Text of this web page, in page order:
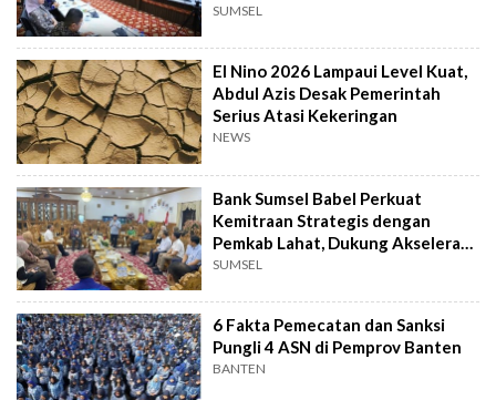
SUMSEL
El Nino 2026 Lampaui Level Kuat,
Abdul Azis Desak Pemerintah
Serius Atasi Kekeringan
NEWS
Bank Sumsel Babel Perkuat
Kemitraan Strategis dengan
Pemkab Lahat, Dukung Akselerasi
Ekonomi Daerah
SUMSEL
6 Fakta Pemecatan dan Sanksi
Pungli 4 ASN di Pemprov Banten
BANTEN